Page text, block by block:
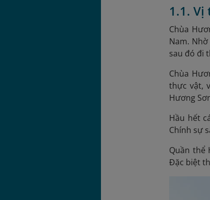
1.1.
Chùa
Nam.
sau đó đi
Chùa
thực vật,
Hương
Hầu hết
Chính sự
Quần thể
Đặc biệt